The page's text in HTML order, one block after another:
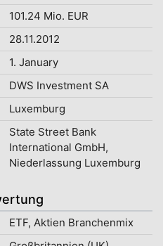
101.24 Mio. EUR
28.11.2012
1. January
DWS Investment SA
Luxemburg
State Street Bank
International GmbH,
Niederlassung Luxemburg
ETF, Aktien Branchenmix